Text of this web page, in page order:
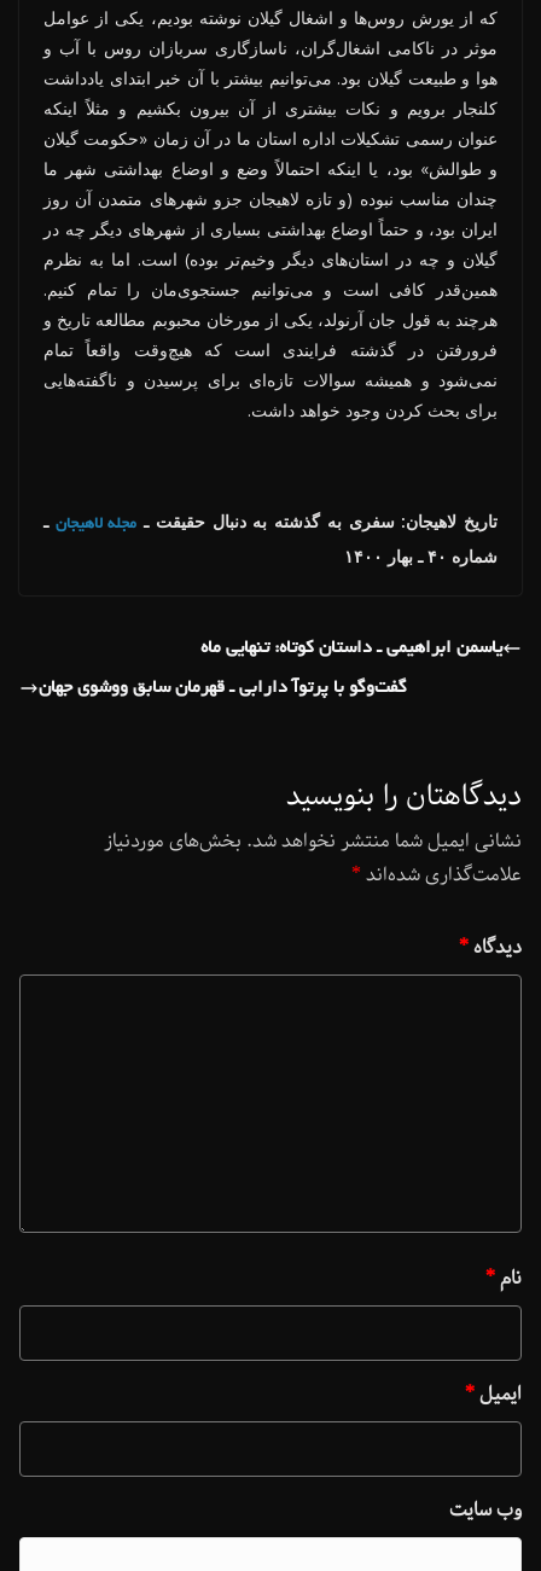
که از یورش روس‌ها و اشغال گیلان نوشته بودیم، یکی از عوامل
موثر در ناکامی اشغال‌گران، ناسازگاری سربازان روس با آب و
هوا و طبیعت گیلان بود. می‌توانیم بیشتر با آن خبر ابتدای یادداشت
کلنجار برویم و نکات بیشتری از آن بیرون بکشیم و مثلاً اینکه
عنوان رسمی تشکیلات اداره استان ما در آن زمان «حکومت گیلان
و طوالش» بود، یا اینکه احتمالاً وضع و اوضاع بهداشتی شهر ما
چندان مناسب نبوده (و تازه لاهیجان جزو شهرهای متمدن آن روز
ایران بود، و حتماً اوضاع بهداشتی بسیاری از شهرهای دیگر چه در
گیلان و چه در استان‌های دیگر وخیم‌تر بوده) است. اما به نظرم
همین‌قدر کافی است و می‌توانیم جستجوی‌مان را تمام کنیم.
هرچند به قول جان آرنولد، یکی از مورخان محبوبم مطالعه تاریخ و
فرورفتن در گذشته فرایندی است که هیچ‌وقت واقعاً تمام
نمی‌شود و همیشه سوالات تازه‌ای برای پرسیدن و ناگفته‌هایی
برای بحث کردن وجود خواهد داشت.
تاریخ لاهیجان: سفری به گذشته به دنبال حقیقت ـ مجله لاهیجان ـ
شماره ۴۰ ـ بهار ۱۴۰۰
یاسمن ابراهیمی ـ داستان کوتاه: تنهایی ماه
گفت‌وگو با پرتوآ دارابی ـ قهرمان سابق ووشوی جهان
دیدگاهتان را بنویسید
نشانی ایمیل شما منتشر نخواهد شد. بخش‌های موردنیاز
علامت‌گذاری شده‌اند*
دیدگاه*
نام*
ایمیل*
وب‌ سایت